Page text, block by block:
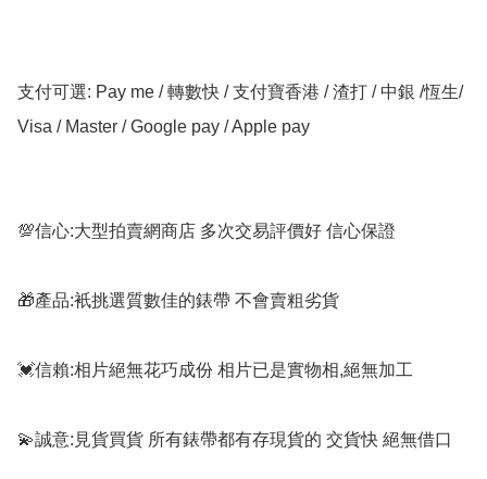
支付可選: Pay me / 轉數快 / 支付寶香港 / 渣打 / 中銀 /恆生/
Visa / Master / Google pay / Apple pay
💯信心:大型拍賣網商店 多次交易評價好 信心保證
🎁產品:衹挑選質數佳的錶帶 不會賣粗劣貨
💓信賴:相片絕無花巧成份 相片已是實物相,絕無加工
💫誠意:見貨買貨 所有錶帶都有存現貨的 交貨快 絕無借口